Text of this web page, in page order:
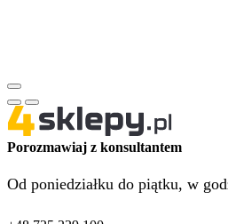
Porozmawiaj z konsultantem
Od poniedziałku do piątku, w